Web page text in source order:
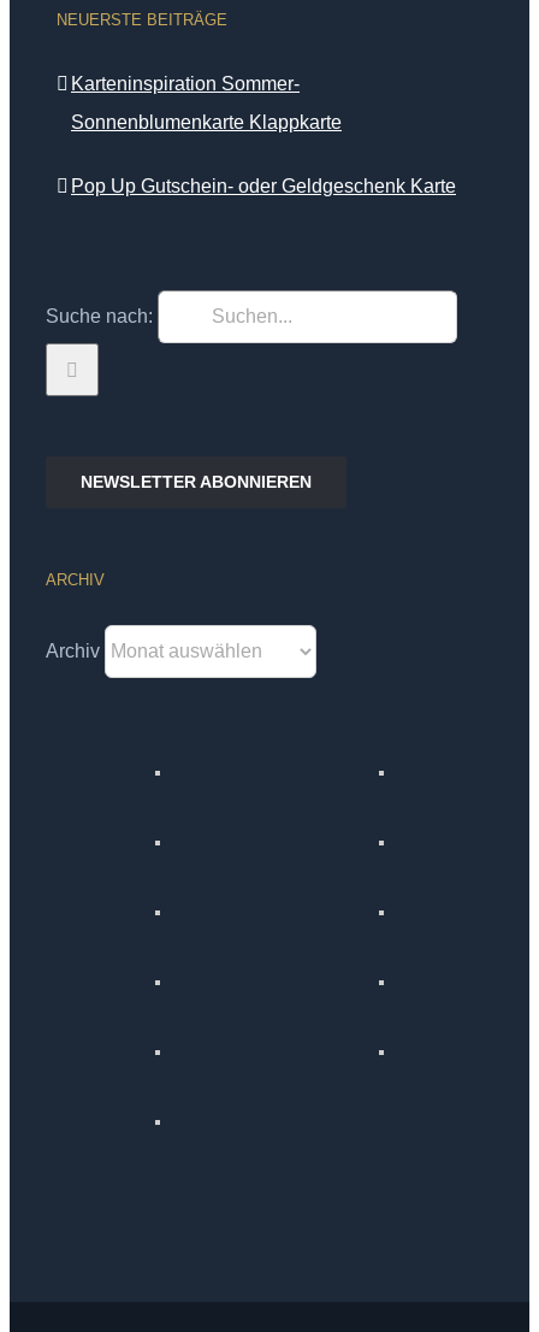
NEUERSTE BEITRÄGE
Karteninspiration Sommer-
Sonnenblumenkarte Klappkarte
Pop Up Gutschein- oder Geldgeschenk Karte
Suche nach:
NEWSLETTER ABONNIEREN
ARCHIV
Archiv